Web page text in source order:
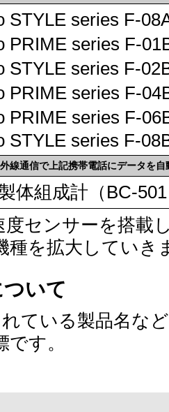
STYLE series F-
PRIME series F-
STYLE series F-
PRIME series F-
PRIME series F-
STYLE series F-
線通信で上記携帯電話にデータを自
体組成計（BC-
度センサーを搭載
種を拡大していき
いて
ている製品名な
す。